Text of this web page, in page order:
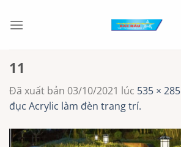
đến
11
Đã xuất bản 03/10/2021 lúc 535 × 285
đục Acrylic làm đèn trang trí.